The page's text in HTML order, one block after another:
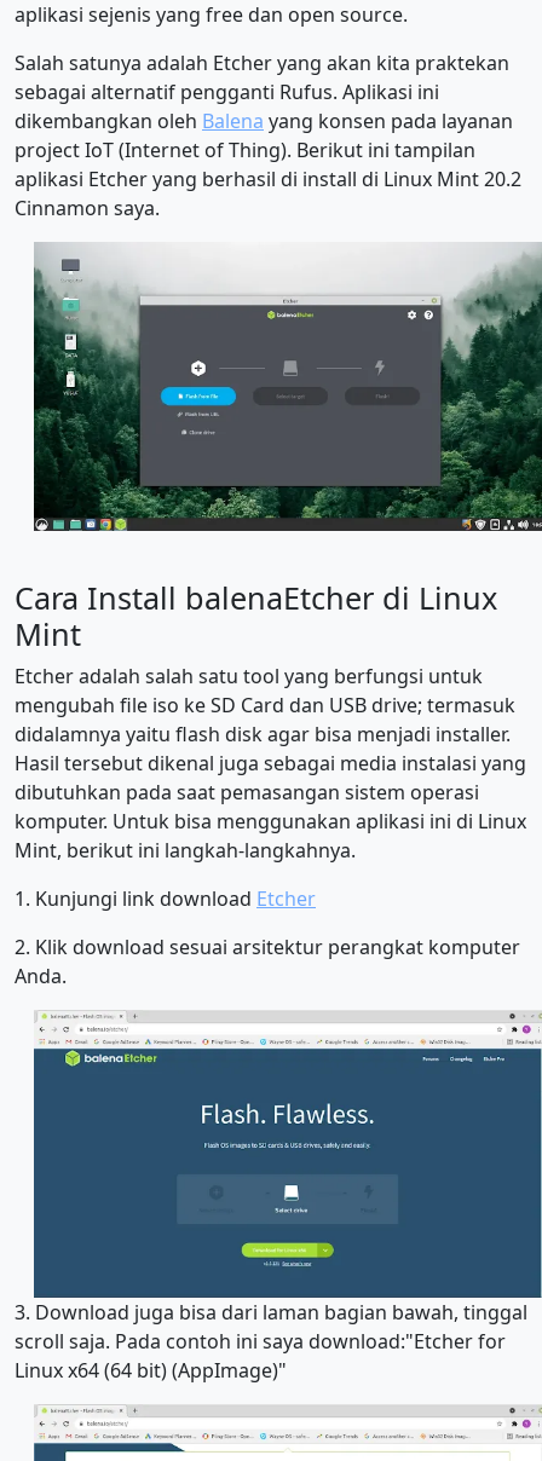
aplikasi sejenis yang free dan open source.
Salah satunya adalah Etcher yang akan kita praktekan
sebagai alternatif pengganti Rufus. Aplikasi ini
dikembangkan oleh Balena yang konsen pada layanan
project IoT (Internet of Thing). Berikut ini tampilan
aplikasi Etcher yang berhasil di install di Linux Mint 20.2
Cinnamon saya.
Cara Install balenaEtcher di Linux
Mint
Etcher adalah salah satu tool yang berfungsi untuk
mengubah file iso ke SD Card dan USB drive; termasuk
didalamnya yaitu flash disk agar bisa menjadi installer.
Hasil tersebut dikenal juga sebagai media instalasi yang
dibutuhkan pada saat pemasangan sistem operasi
komputer. Untuk bisa menggunakan aplikasi ini di Linux
Mint, berikut ini langkah-langkahnya.
1. Kunjungi link download Etcher
2. Klik download sesuai arsitektur perangkat komputer
Anda.
3. Download juga bisa dari laman bagian bawah, tinggal
scroll saja. Pada contoh ini saya download:"Etcher for
Linux x64 (64 bit) (AppImage)"